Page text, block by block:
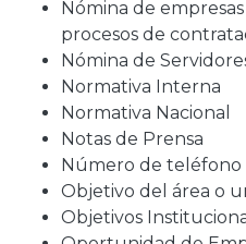
Nómina de
procesos de
Nómina de
Normativa Interna
Normativa Nacional
Notas de Prensa
Número de teléfono
Objetivo del área o
Objetivos